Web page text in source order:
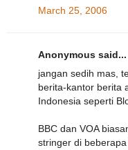
March 25, 2006
Anonymous said...
jangan sedih mas,
berita-kantor berita
Indonesia seperti
BBC dan VOA
stringer di